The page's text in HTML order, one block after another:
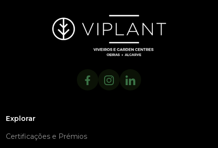
Explorar
Certificações e Prémios